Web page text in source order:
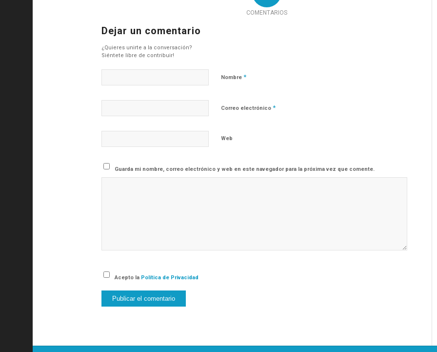
COMENTARIOS
Dejar un comentario
¿Quieres unirte a la conversación?
Siéntete libre de contribuir!
Nombre *
Correo electrónico *
Web
Guarda mi nombre, correo electrónico y web en este navegador para la próxima vez que comente.
Acepto la Política de Privacidad